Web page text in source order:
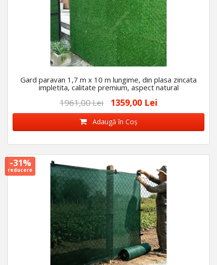
Gard paravan 1,7 m x 10 m lungime, din plasa zincata
impletita, calitate premium, aspect natural
1961,00 Lei 1359,00 Lei
Adaugă în Coş
-31%
reducere